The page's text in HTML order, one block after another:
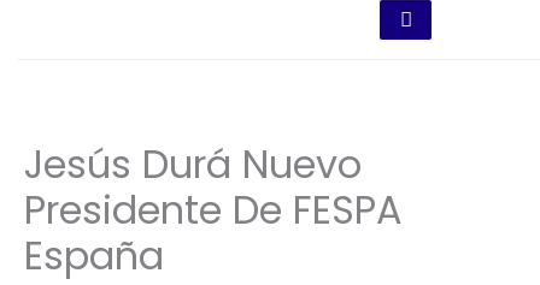
Jesús Durá Nuevo
Presidente De FESPA
España